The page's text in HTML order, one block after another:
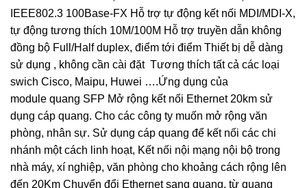
IEEE802.3 100Base-FX Hỗ trợ tự động kết nối MDI/MDI-X,
tự động tương thích 10M/100M Hỗ trợ truyền dẫn không
đồng bộ Full/Half duplex, điểm tới điểm Thiết bị dễ dàng
sử dụng , không cần cài đặt Tương thích tất cả các loại
swich Cisco, Maipu, Huwei ….Ứng dụng của
module quang SFP Mở rộng kết nối Ethernet 20km sử
dụng cáp quang. Cho các công ty muốn mở rộng văn
phòng, nhân sự. Sử dụng cáp quang để kết nối các chi
nhánh một cách linh hoạt, Kết nối nội mạng nội bộ trong
nhà máy, xí nghiệp, văn phòng cho khoảng cách rộng lên
đến 20Km Chuyển đổi Ethernet sang quang, từ quang